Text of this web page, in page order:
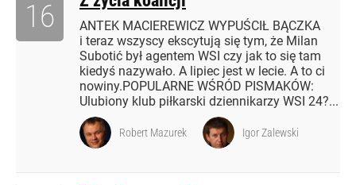
ANTEK MACIEREWICZ WYPUŚCIŁ BĄCZKA
i teraz wszyscy ekscytują się tym, że Milan
Subotić był agentem WSI czy jak to się tam
kiedyś nazywało. A lipiec jest w lecie. A to ci
nowiny.POPULARNE WŚRÓD PISMAKÓW:
Ulubiony klub piłkarski dziennikarzy WSI 24?...
16
Robert Mazurek Igor Zalewski